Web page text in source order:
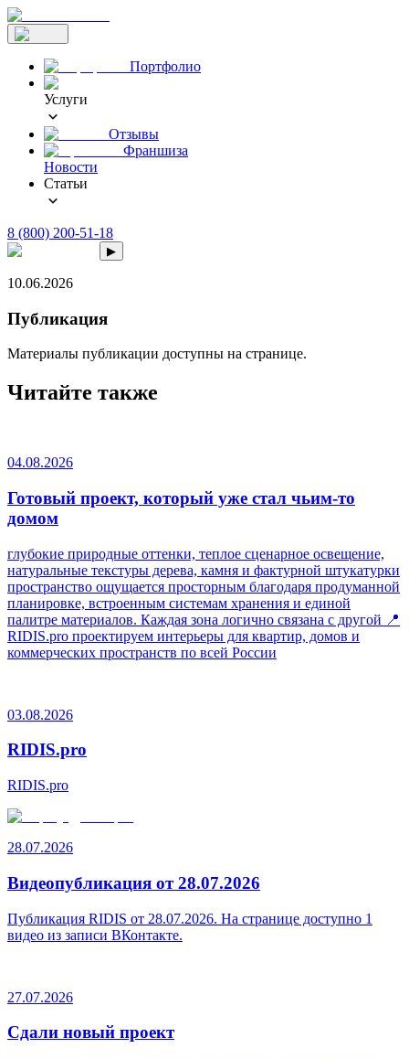
Портфолио
Услуги
Отзывы
Франшиза
Новости
Статьи
8 (800) 200-51-18
▶
10.06.2026
Публикация
Материалы публикации доступны на странице.
Читайте также
04.08.2026
Готовый проект, который уже стал чьим-то
домом
глубокие природные оттенки, теплое сценарное освещение,
натуральные текстуры дерева, камня и фактурной штукатурки
пространство ощущается просторным благодаря продуманной
планировке, встроенным системам хранения и единой
палитре материалов. Каждая зона логично связана с другой 📍
RIDIS.pro проектируем интерьеры для квартир, домов и
коммерческих пространств по всей России
03.08.2026
RIDIS.pro
RIDIS.pro
28.07.2026
Видеопубликация от 28.07.2026
Публикация RIDIS от 28.07.2026. На странице доступно 1
видео из записи ВКонтакте.
27.07.2026
Сдали новый проект